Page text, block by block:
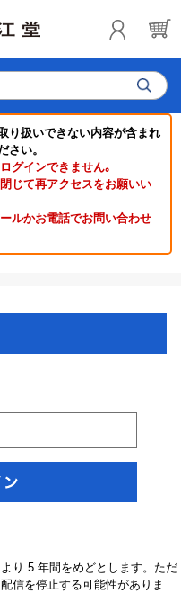
り扱いできない内容が含まれ
さい。
グインできません｡
じて再アクセスをお願いい
ルかお電話でお問い合わせ
り 5 年間をめどとします。ただ
信を停止する可能性がありま